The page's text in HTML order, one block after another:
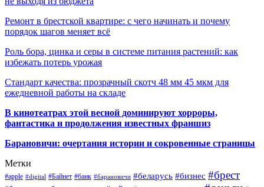
Ремонт в брестской квартире: с чего начинать и почему
порядок шагов меняет всё
Роль бора, цинка и серы в системе питания растений: как
избежать потерь урожая
Стандарт качества: прозрачный скотч 48 мм 45 мкм для
ежедневной работы на складе
В кинотеатрах этой весной доминируют хорроры,
фантастика и продолжения известных франшиз
Барановичи: очертания истории и сокровенные страницы
Метки
#apple #digital #Байнет #банк #барановичи #беларусь #бизнес #брест